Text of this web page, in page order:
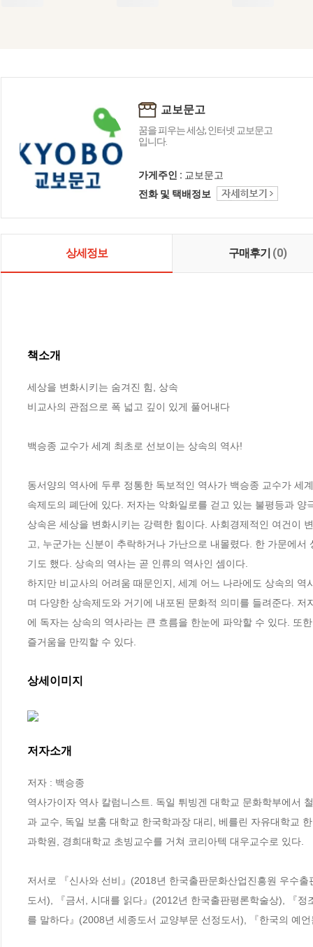
교보문고
꿈을 피우는 세상, 인터넷 교보문고
입니다.
가게주인 : 교보문고
전화 및 택배정보
상세정보 구매후기 (0)
책소개
세상을 변화시키는 숨겨진 힘, 상속
비교사의 관점으로 폭 넓고 깊이 있게 풀어내다
백승종 교수가 세계 최초로 선보이는 상속의 역사!
동서양의 역사에 두루 정통한 독보적인 역사가 백승종 교수가 세
속제도의 폐단에 있다. 저자는 악화일로를 걷고 있는 불평등과
상속은 세상을 변화시키는 강력한 힘이다. 사회경제적인 여건이
고, 누군가는 신분이 추락하거나 가난으로 내몰렸다. 한 가문에
기도 했다. 상속의 역사는 곧 인류의 역사인 셈이다.
하지만 비교사의 어려움 때문인지, 세계 어느 나라에도 상속의
며 다양한 상속제도와 거기에 내포된 문화적 의미를 들려준다.
에 독자는 상속의 역사라는 큰 흐름을 한눈에 파악할 수 있다. 또
즐거움을 만끽할 수 있다.
상세이미지
저자소개
저자 : 백승종
역사가이자 역사 칼럼니스트. 독일 튀빙겐 대학교 문화학부에서
과 교수, 독일 보훔 대학교 한국학과장 대리, 베를린 자유대학교
과학원, 경희대학교 초빙교수를 거쳐 코리아텍 대우교수로 있다.
저서로 『신사와 선비』(2018년 한국출판문화산업진흥원 우수
도서), 『금서, 시대를 읽다』(2012년 한국출판평론학술상), 『
를 말하다』(2008년 세종도서 교양부문 선정도서), 『한국의 예